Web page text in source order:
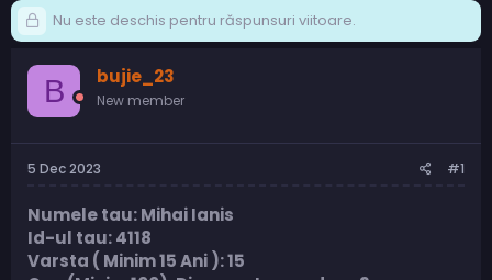
Nu este deschis pentru răspunsuri viitoare.
B bujie_23
New member
5 Dec 2023 #1
Numele tau: Mihai Ianis
Id-ul tau: 4118
Varsta ( Minim 15 Ani ): 15